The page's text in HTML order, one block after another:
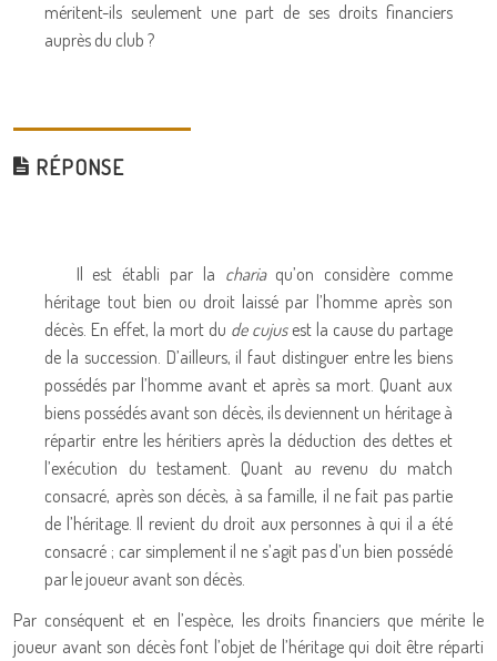
méritent-ils seulement une part de ses droits financiers
auprès du club ?
RÉPONSE
Il est établi par la chariaqu’on considère comme
héritage tout bien ou droit laissé par l’homme après son
décès. En effet, la mort du de cujusest la cause du partage
de la succession. D’ailleurs, il faut distinguer entre les biens
possédés par l’homme avant et après sa mort. Quant aux
biens possédés avant son décès, ils deviennent un héritage à
répartir entre les héritiers après la déduction des dettes et
l’exécution du testament. Quant au revenu du match
consacré, après son décès, à sa famille, il ne fait pas partie
de l’héritage. Il revient du droit aux personnes à qui il a été
consacré ; car simplement il ne s’agit pas d’un bien possédé
par le joueur avant son décès.
Par conséquent et en l’espèce, les droits financiers que mérite le
joueur avant son décès font l’objet de l’héritage qui doit être réparti